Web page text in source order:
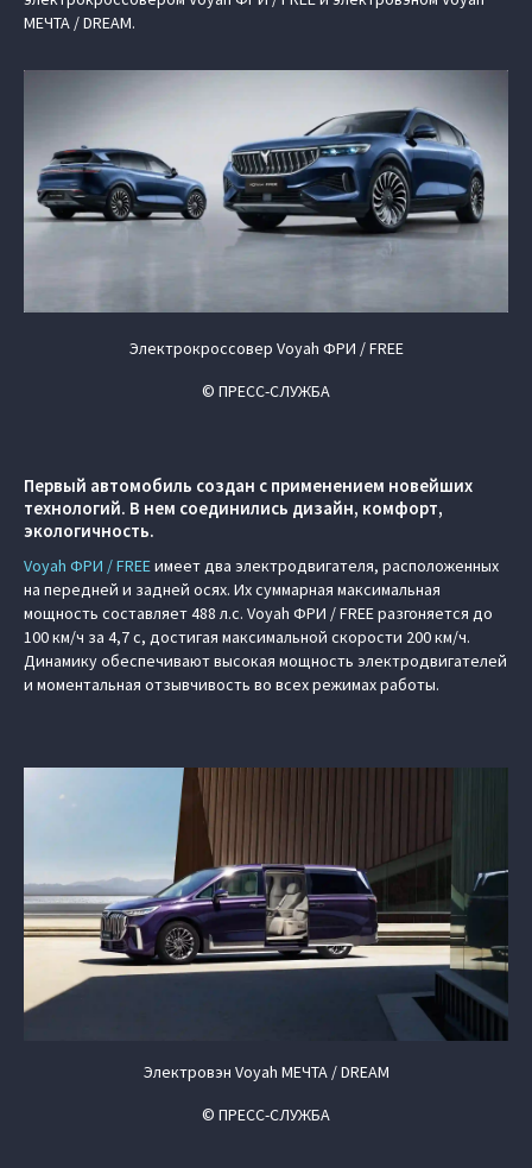
МЕЧТА / DREAM.
Электрокроссовер Voyah ФРИ / FREE
© ПРЕСС-СЛУЖБА
Первый автомобиль создан с применением новейших
технологий. В нем соединились дизайн, комфорт,
экологичность.
Voyah ФРИ / FREEимеет два электродвигателя, расположенных
на передней и задней осях. Их суммарная максимальная
мощность составляет 488 л.с. Voyah ФРИ / FREE разгоняется до
100 км/ч за 4,7 с, достигая максимальной скорости 200 км/ч.
Динамику обеспечивают высокая мощность электродвигателей
и моментальная отзывчивость во всех режимах работы.
Электровэн Voyah МЕЧТА / DREAM
© ПРЕСС-СЛУЖБА